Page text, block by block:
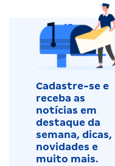
Cadastre-se e
receba as
notícias em
destaque da
semana, dicas,
novidades e
muito mais.